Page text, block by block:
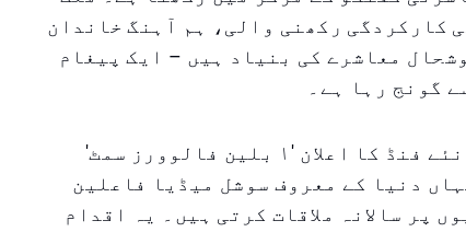
کارکردگی رکھنی والی، ہم آہنگ خاندان
معاشرے کی بنیاد ہیں – ایک پیغام
گونج رہا ہے۔
مواد تخلیق کاروں کے حمایت کے نئے فنڈ کا اعلان '١ بلین فالوورز سمٹ'
دنیا کے معروف سوشل میڈیا فاعلین
پر سالانہ ملاقات کرتی ہیں۔ یہ اقدام